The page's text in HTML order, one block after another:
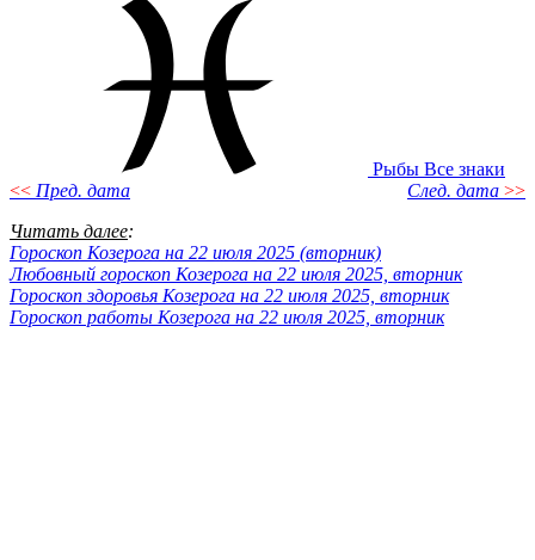
Рыбы Все знаки
<< Пред. дата След. дата >>
Читать далее:
Гороскоп Козерога на 22 июля 2025 (вторник)
Любовный гороскоп Козерога на 22 июля 2025, вторник
Гороскоп здоровья Козерога на 22 июля 2025, вторник
Гороскоп работы Козерога на 22 июля 2025, вторник